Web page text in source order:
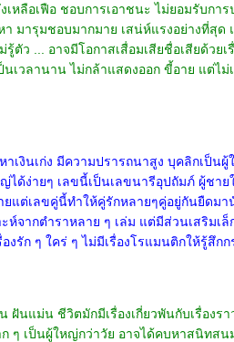
เหลือเฟือ ชอบการเอาชนะ ไม่ยอมรับก
มารุมชอบมากมาย เสน่ห์แรงอย่างที่สุด
รู้ตัว ... อาจมีโอกาสเสื่อมเสียชื่อเสียด้ว
นเวลานาน ไม่กล้าแสดงออก ขี้อาย แต่ไ
าเงินเก่ง มีความปรารถนาสูง บุคลิกเป็
ได้ง่ายๆ เลขนี้เป็นเลขนารีอุปถัมภ์ ผู้ช
ยแต่เลขคู่นี้ทำให้คู่รักหลายๆคู่อยู่กันยืด
ห์จากตำราหลาย ๆ เล่ม แต่มีส่วนเสริม
องรัก ๆ ใคร่ ๆ ไม่มีเรื่องโรแมนติกให้รู้
นแม่น ชีวิตมักมีเรื่องเกี่ยวพันกับเรื่อง
ๆ เป็นผู้ใหญ่กว่าวัย อาจได้คบหาสนิทสน